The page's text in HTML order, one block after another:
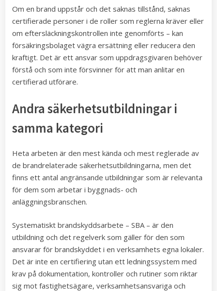
Om en brand uppstår och det saknas tillstånd, saknas
certifierade personer i de roller som reglerna kräver eller
om eftersläckningskontrollen inte genomförts – kan
försäkringsbolaget vägra ersättning eller reducera den
kraftigt. Det är ett ansvar som uppdragsgivaren behöver
förstå och som inte försvinner för att man anlitar en
certifierad utförare.
Andra säkerhetsutbildningar i
samma kategori
Heta arbeten är den mest kända och mest reglerade av
de brandrelaterade säkerhetsutbildningarna, men det
finns ett antal angränsande utbildningar som är relevanta
för dem som arbetar i byggnads- och
anläggningsbranschen.
Systematiskt brandskyddsarbete – SBA – är den
utbildning och det regelverk som gäller för den som
ansvarar för brandskyddet i en verksamhets egna lokaler.
Det är inte en certifiering utan ett ledningssystem med
krav på dokumentation, kontroller och rutiner som riktar
sig mot fastighetsägare, verksamhetsansvariga och